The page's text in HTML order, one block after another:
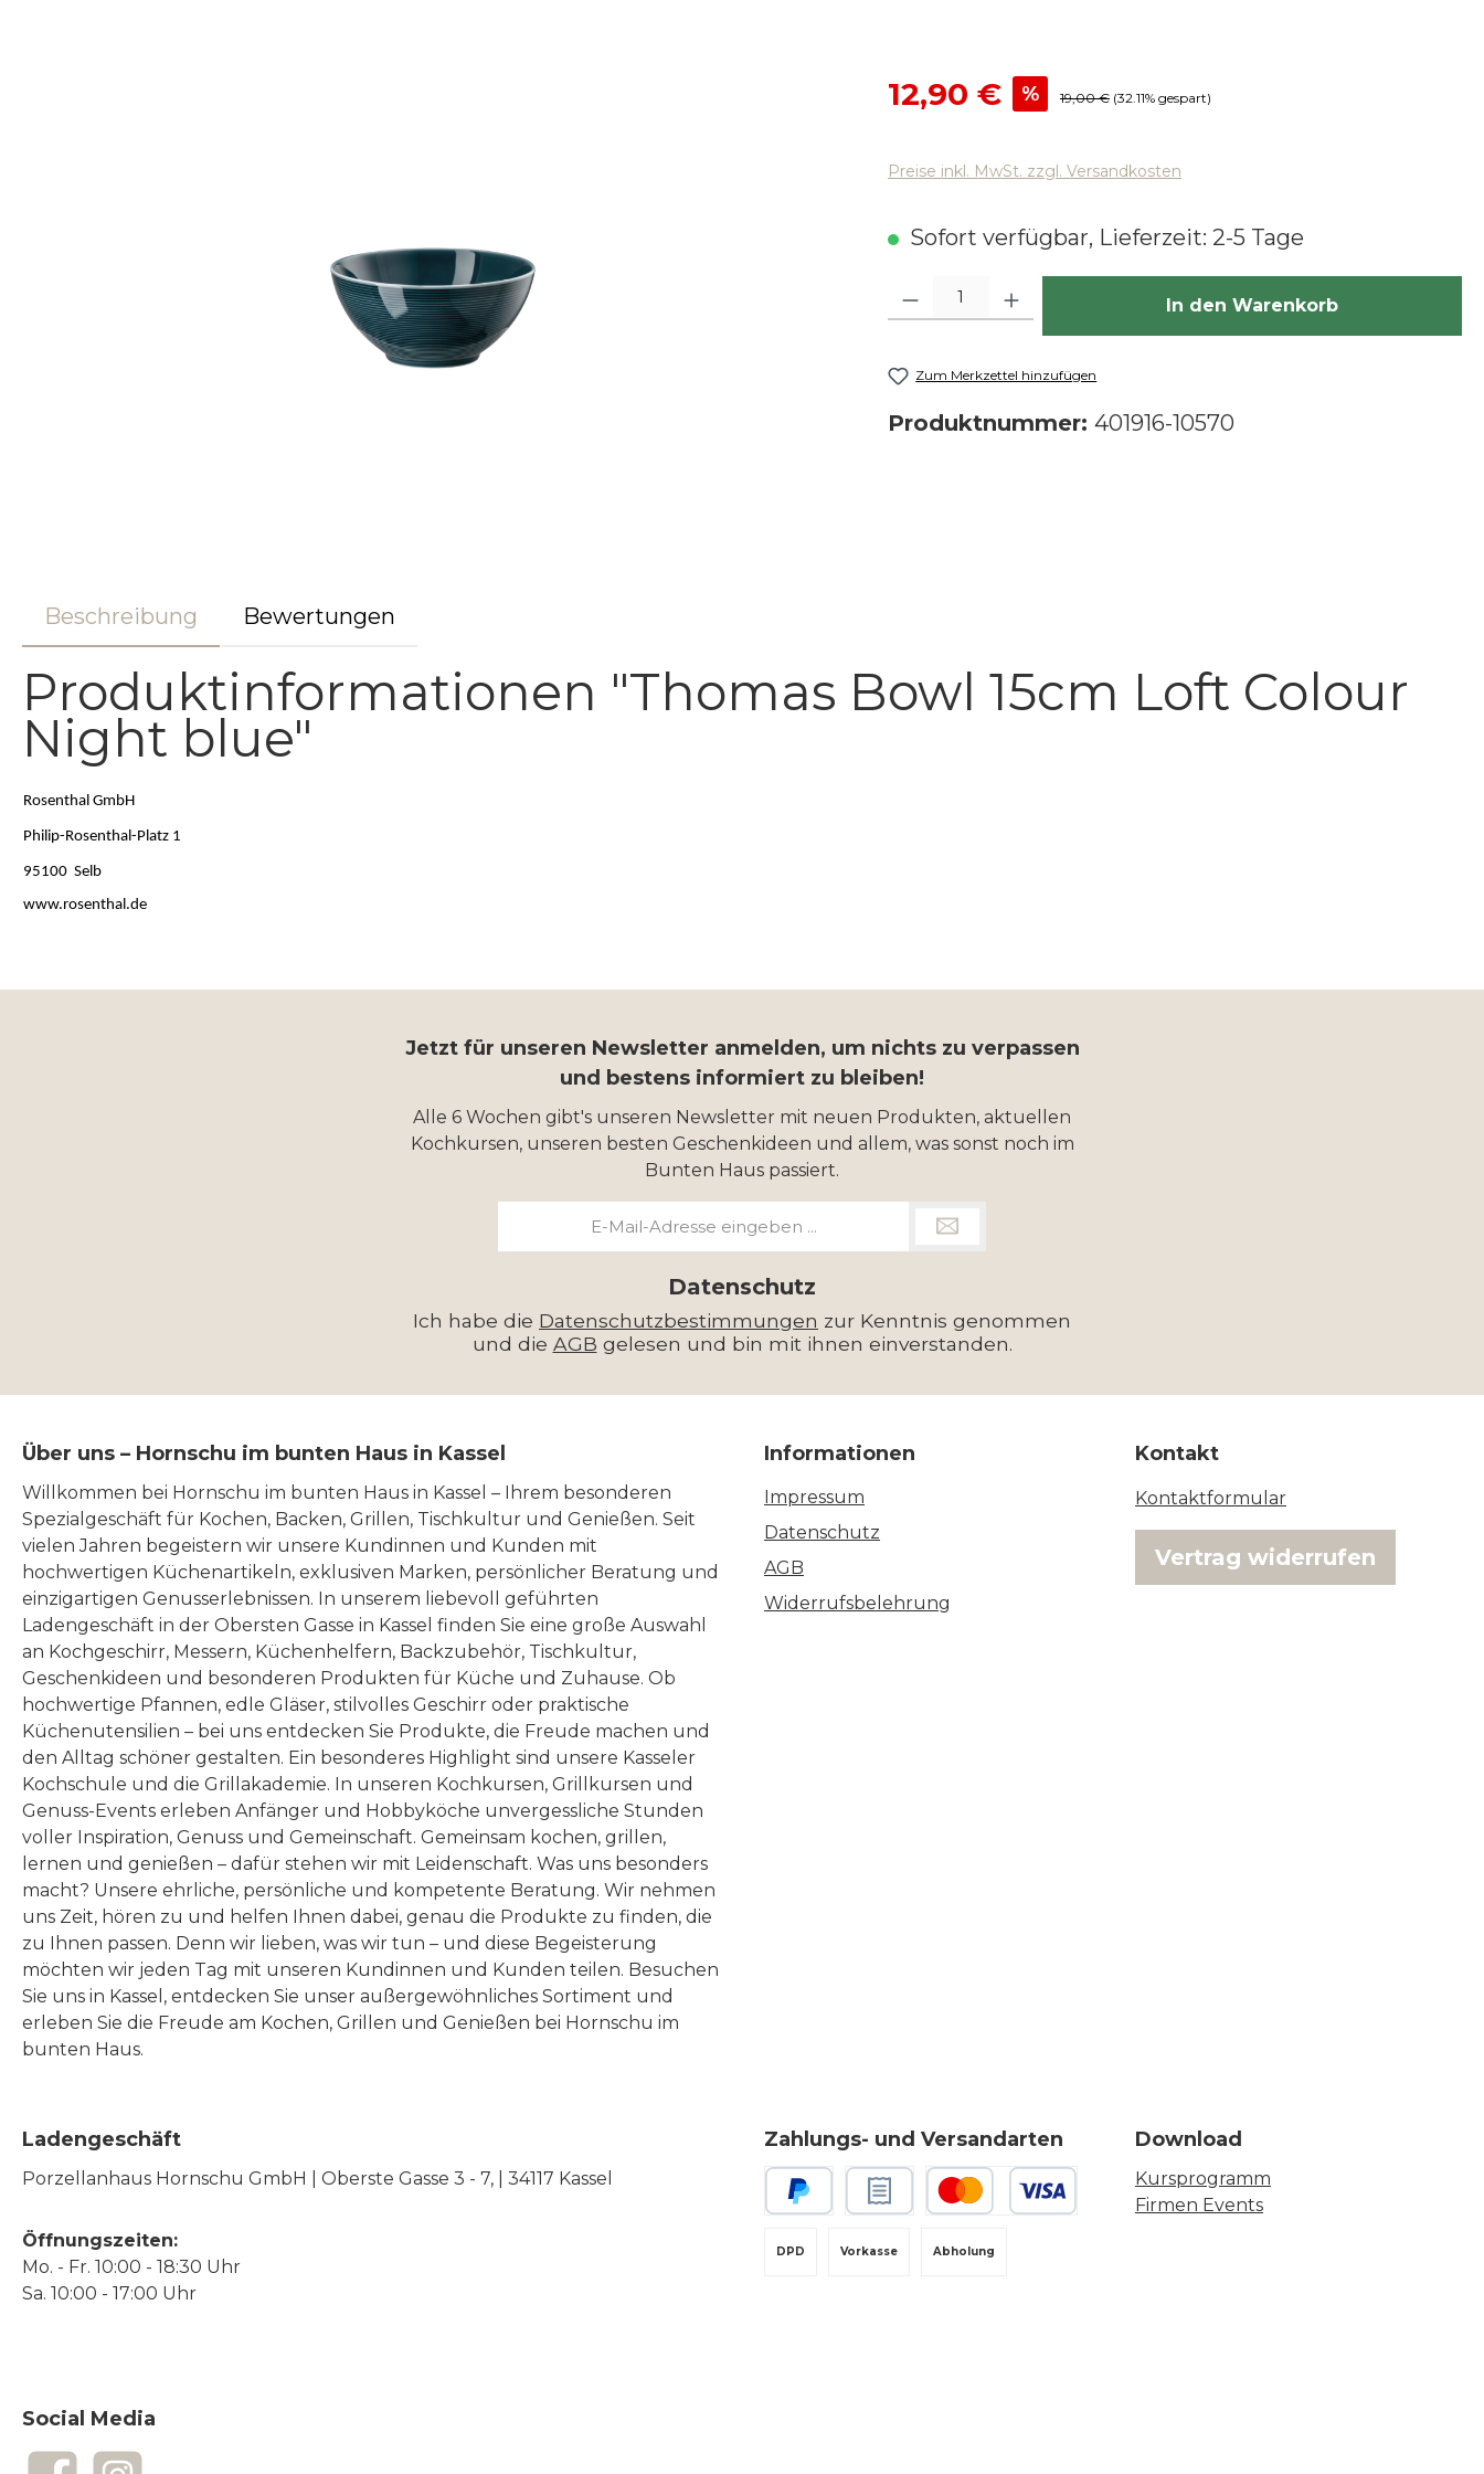
Verkaufspreis:
12,90 € % Regulärer Preis:
19,00 € (32.11% gespart)
Preise inkl. MwSt. zzgl. Versandkosten
Sofort verfügbar, Lieferzeit: 2-5 Tage
Produkt Anzahl: Gib den gewünschten Wert ein oder benutze die
In den Warenkorb
Zum Merkzettel hinzufügen
Produktnummer: 401916-10570
Beschreibung Bewertungen
Produktinformationen "Thomas Bowl 15cm Loft Colour
Night blue"
Rosenthal GmbH
Philip-Rosenthal-Platz 1
95100 Selb
www.rosenthal.de
Jetzt für unseren Newsletter anmelden, um nichts zu verpassen
und bestens informiert zu bleiben!
Alle 6 Wochen gibt's unseren Newsletter mit neuen Produkten, aktuellen
Kochkursen, unseren besten Geschenkideen und allem, was sonst noch im
Bunten Haus passiert.
Datenschutz
Ich habe die Datenschutzbestimmungen zur Kenntnis genommen
und die AGB gelesen und bin mit ihnen einverstanden.
Über uns – Hornschu im bunten Haus in Kassel
Willkommen bei Hornschu im bunten Haus in Kassel – Ihrem besonderen
Spezialgeschäft für Kochen, Backen, Grillen, Tischkultur und Genießen. Seit
vielen Jahren begeistern wir unsere Kundinnen und Kunden mit
hochwertigen Küchenartikeln, exklusiven Marken, persönlicher Beratung und
einzigartigen Genusserlebnissen. In unserem liebevoll geführten
Ladengeschäft in der Obersten Gasse in Kassel finden Sie eine große Auswahl
an Kochgeschirr, Messern, Küchenhelfern, Backzubehör, Tischkultur,
Geschenkideen und besonderen Produkten für Küche und Zuhause. Ob
hochwertige Pfannen, edle Gläser, stilvolles Geschirr oder praktische
Küchenutensilien – bei uns entdecken Sie Produkte, die Freude machen und
den Alltag schöner gestalten. Ein besonderes Highlight sind unsere Kasseler
Kochschule und die Grillakademie. In unseren Kochkursen, Grillkursen und
Genuss-Events erleben Anfänger und Hobbyköche unvergessliche Stunden
voller Inspiration, Genuss und Gemeinschaft. Gemeinsam kochen, grillen,
lernen und genießen – dafür stehen wir mit Leidenschaft. Was uns besonders
macht? Unsere ehrliche, persönliche und kompetente Beratung. Wir nehmen
uns Zeit, hören zu und helfen Ihnen dabei, genau die Produkte zu finden, die
zu Ihnen passen. Denn wir lieben, was wir tun – und diese Begeisterung
möchten wir jeden Tag mit unseren Kundinnen und Kunden teilen. Besuchen
Sie uns in Kassel, entdecken Sie unser außergewöhnliches Sortiment und
erleben Sie die Freude am Kochen, Grillen und Genießen bei Hornschu im
bunten Haus.
Informationen
Impressum
Datenschutz
AGB
Widerrufsbelehrung
Kontakt
Kontaktformular
Vertrag widerrufen
Ladengeschäft
Porzellanhaus Hornschu GmbH | Oberste Gasse 3 - 7, | 34117 Kassel
Öffnungszeiten:
Mo. - Fr. 10:00 - 18:30 Uhr
Sa. 10:00 - 17:00 Uhr
Zahlungs- und Versandarten
Vorkasse
DPD Abholung
Download
Kursprogramm
Firmen Events
Social Media